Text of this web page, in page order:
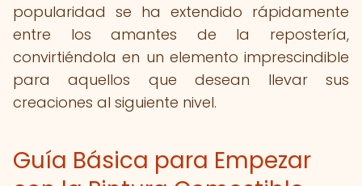
popularidad se ha extendido rápidamente
entre los amantes de la repostería,
convirtiéndola en un elemento imprescindible
para aquellos que desean llevar sus
creaciones al siguiente nivel.
Guía Básica para Empezar